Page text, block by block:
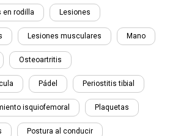
en rodilla Lesiones
Lesiones musculares Mano
Osteoartritis
Pádel Periostitis tibial
isquiofemoral Plaquetas
Postura al conducir